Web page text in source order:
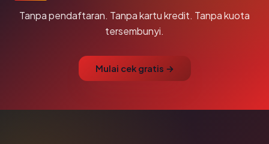
Tanpa pendaftaran. Tanpa kartu kredit. Tanpa kuota
tersembunyi.
Mulai cek gratis →